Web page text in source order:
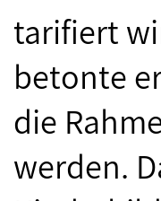
tarifiert
betonte
die
werden.